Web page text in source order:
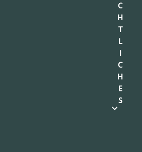
C
H
T
L
I
C
H
E
S